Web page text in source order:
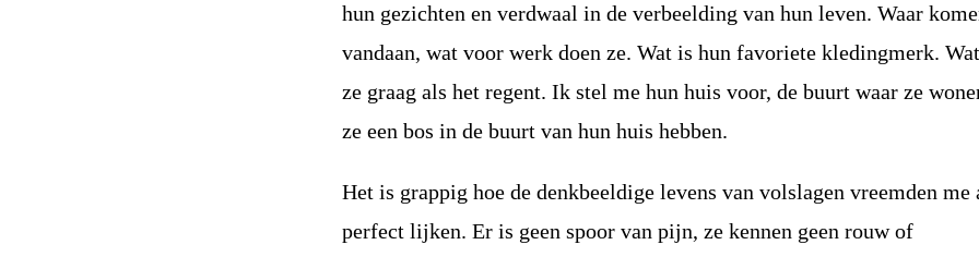
hun gezichten en verdwaal in de verbeelding van hun leven. Waar
vandaan, wat voor werk doen ze. Wat is hun favoriete kledingmerk.
ze graag als het regent. Ik stel me hun huis voor, de buurt waar ze
ze een bos in de buurt van hun huis hebben.
Het is grappig hoe de denkbeeldige levens van volslagen vreemden
perfect lijken. Er is geen spoor van pijn, ze kennen geen rouw of